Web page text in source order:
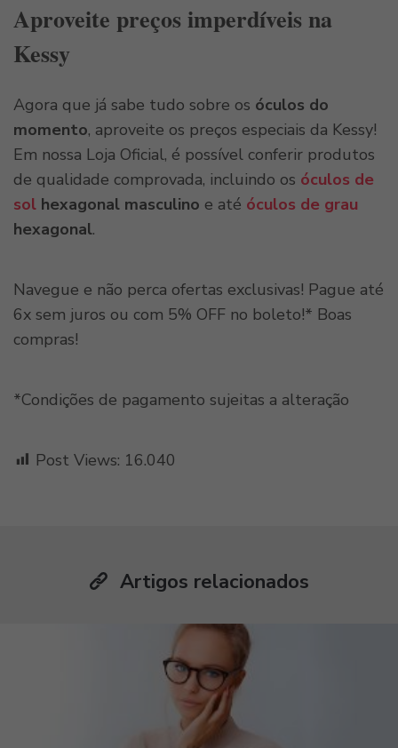
Aproveite preços imperdíveis na
Kessy
Agora que já sabe tudo sobre os óculos do
momento, aproveite os preços especiais da Kessy!
Em nossa Loja Oficial, é possível conferir produtos
de qualidade comprovada, incluindo os óculos de
sol hexagonal masculino e até óculos de grau
hexagonal.
Navegue e não perca ofertas exclusivas! Pague até
6x sem juros ou com 5% OFF no boleto!* Boas
compras!
*Condições de pagamento sujeitas a alteração
Post Views: 16.040
Artigos relacionados